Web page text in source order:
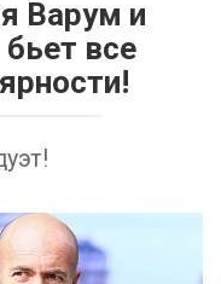
Варум и
все